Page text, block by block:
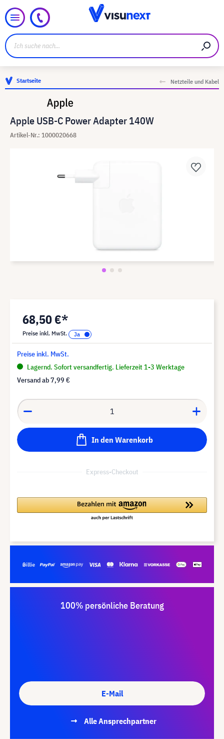
Startseite Netzteile und Kabel
Apple USB-C Power Adapter 140W
Artikel-Nr.: 1000020668
68,50 €*
Preise inkl. MwSt.
Preise inkl. MwSt.
Lagernd. Sofort versandfertig. Lieferzeit 1-3 Werktage
Versand ab7,99 €
In den Warenkorb
Express-Checkout
100% persönliche Beratung
E-Mail
Alle Ansprechpartner